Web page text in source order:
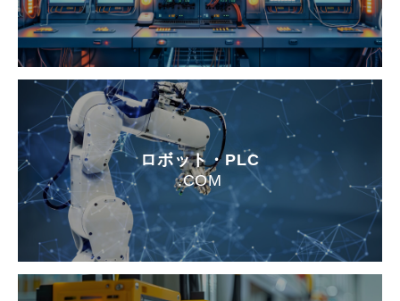
ロボット・PLC
.COM